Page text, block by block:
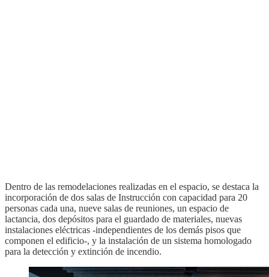
Dentro de las remodelaciones realizadas en el espacio, se destaca la
incorporación de dos salas de Instrucción con capacidad para 20
personas cada una, nueve salas de reuniones, un espacio de
lactancia, dos depósitos para el guardado de materiales, nuevas
instalaciones eléctricas -independientes de los demás pisos que
componen el edificio-, y la instalación de un sistema homologado
para la detección y extinción de incendio.